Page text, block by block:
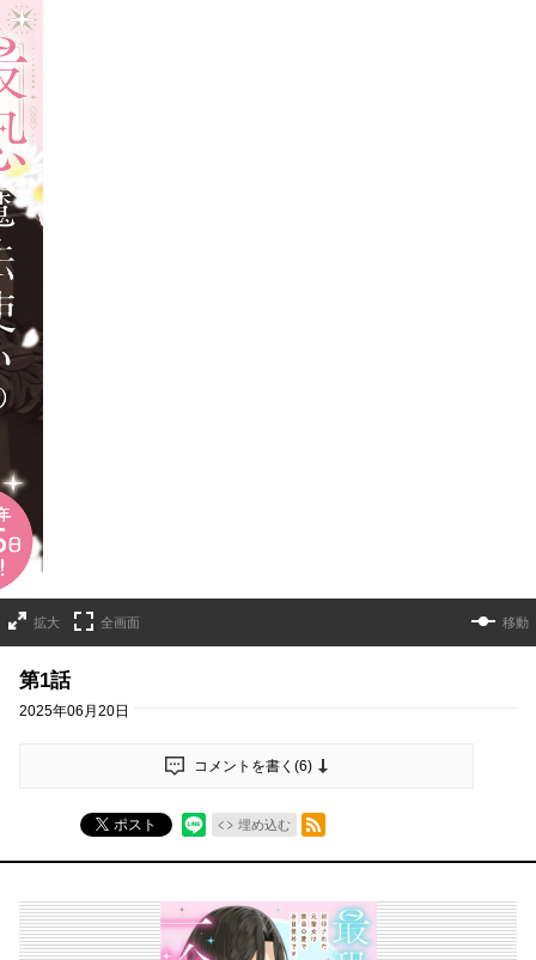
拡大 全画面 移動
第1話
2025年06月20日
コメントを書く(6)
ポスト 埋め込む
RSSフィード